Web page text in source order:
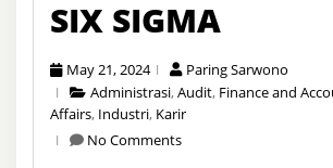
SIX SIGMA
May 21, 2024
Paring Sarwono
Administrasi,Audit, Finance and
Affairs, Industri, Karir
No Comments